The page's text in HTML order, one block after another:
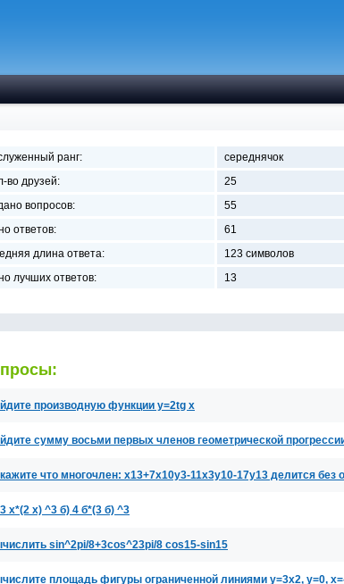
ранг:
середнячок
во друзей:
25
вопросов:
55
ответов:
61
длина ответа:
123 символов
лучших ответов:
13
производную функции y=2tg x
сумму восьми первых членов геометрической
что многочлен: x13+7x10y3-11x3y10-17y13 делится без
х*(2 х) ^3 б) 4 б*(3 б) ^3
sin^2pi/8+3cos^23pi/8 cos15-sin15
площадь фигуры ограниченной линиями y=3x2, y=0,